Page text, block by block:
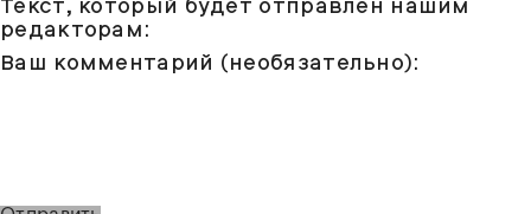
Текст, который будет отправлен нашим
редакторам:
Ваш комментарий (необязательно):